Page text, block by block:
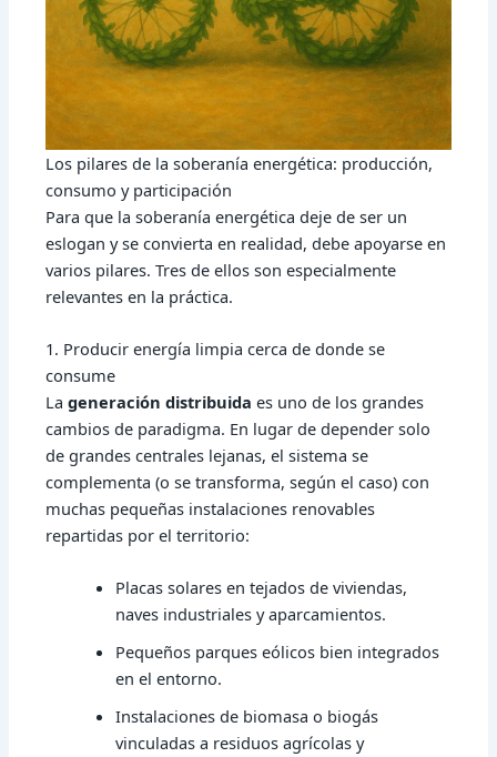
Los pilares de la soberanía energética: producción,
consumo y participación
Para que la soberanía energética deje de ser un
eslogan y se convierta en realidad, debe apoyarse en
varios pilares. Tres de ellos son especialmente
relevantes en la práctica.
1. Producir energía limpia cerca de donde se
consume
La generación distribuida es uno de los grandes
cambios de paradigma. En lugar de depender solo
de grandes centrales lejanas, el sistema se
complementa (o se transforma, según el caso) con
muchas pequeñas instalaciones renovables
repartidas por el territorio:
Placas solares en tejados de viviendas,
naves industriales y aparcamientos.
Pequeños parques eólicos bien integrados
en el entorno.
Instalaciones de biomasa o biogás
vinculadas a residuos agrícolas y